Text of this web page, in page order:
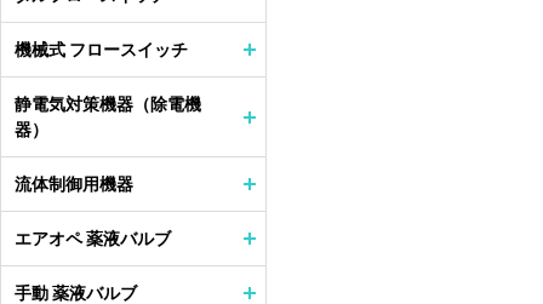
機械式 フロースイッチ
静電気対策機器（除電機
器）
流体制御用機器
エアオペ 薬液バルブ
手動 薬液バルブ